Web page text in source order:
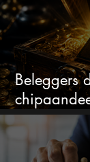
Beleggers
ziet een